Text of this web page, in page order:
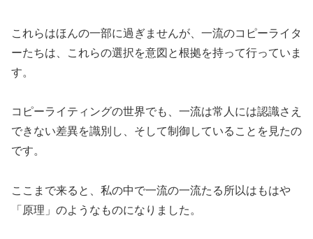
これらはほんの一部に過ぎませんが、一流のコピーライタ
ーたちは、これらの選択を意図と根拠を持って行っていま
す。
コピーライティングの世界でも、一流は常人には認識さえ
できない差異を識別し、そして制御していることを見たの
です。
ここまで来ると、私の中で一流の一流たる所以はもはや
「原理」のようなものになりました。